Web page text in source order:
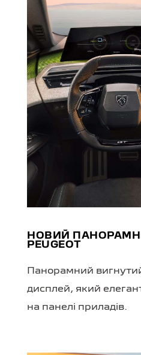
НОВИЙ
PEUGEOT
Панорамний
дисплей, який
на панелі приладів.